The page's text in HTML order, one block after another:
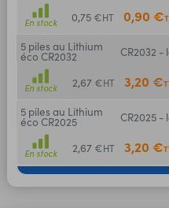
En stock 0,75 €HT 0,90 €
5 piles au Lithium
éco CR2032 CR2032 -
En stock 2,67 €HT 3,20 €
5 piles au Lithium
éco CR2025 CR2025 -
En stock 2,67 €HT 3,20 €